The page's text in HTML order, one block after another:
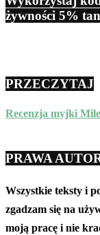
żywności 5%
PRZECZYTAJ
Recenzja myjki
PRAWA
Wszystkie teksty i
zgadzam się na
moją pracę i nie